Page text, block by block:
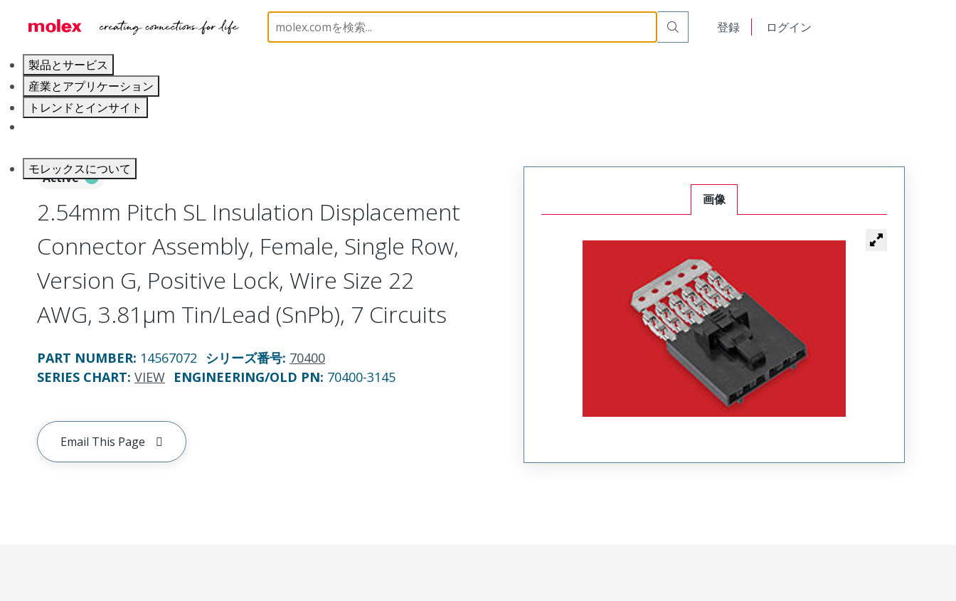
登録 ログイン
製品とサービス
産業とアプリケーション
トレンドとインサイト
モレックスについて
PCB / Wire Connectors Connector Housings 70400 14567072
Active
2.54mm Pitch SL Insulation Displacement
Connector Assembly, Female, Single Row,
Version G, Positive Lock, Wire Size 22
AWG, 3.81µm Tin/Lead (SnPb), 7 Circuits
PART NUMBER: 14567072 シリーズ番号: 70400
SERIES CHART: VIEW ENGINEERING/OLD PN: 70400-3145
Email This Page
画像